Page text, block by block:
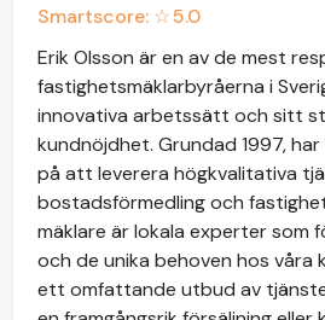
Smartscore: ☆5.0
Erik Olsson är en av de mest
fastighetsmäklarbyråerna i
innovativa arbetssätt och sitt
kundnöjdhet. Grundad 1997,
på att leverera högkvalitativa
bostadsförmedling och
mäklare är lokala experter som
och de unika behoven hos våra
ett omfattande utbud av